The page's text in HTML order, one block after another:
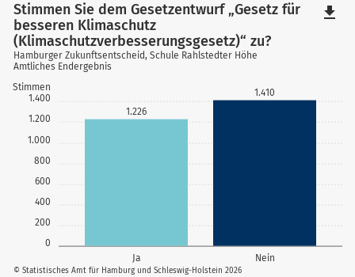
0
200
400
600
800
1.000
1.200
1.400
Stimmen
Ja Nein
1.226
1.410
© Statistisches Amt für Hamburg und Schleswig-Holstein 2026
Stimmen Sie dem Gesetzentwurf „Gesetz für
besseren Klimaschutz
(Klimaschutzverbesserungsgesetz)“ zu?
Hamburger Zukunftsentscheid, Schule Rahlstedter Höhe
Amtliches Endergebnis
file_download